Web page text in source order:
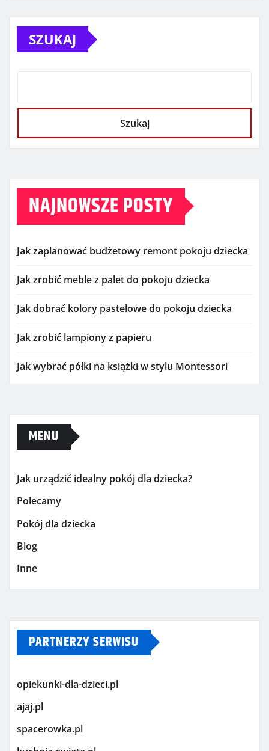
SZUKAJ
Szukaj
NAJNOWSZE POSTY
Jak zaplanować budżetowy remont pokoju dziecka
Jak zrobić meble z palet do pokoju dziecka
Jak dobrać kolory pastelowe do pokoju dziecka
Jak zrobić lampiony z papieru
Jak wybrać półki na książki w stylu Montessori
MENU
Jak urządzić idealny pokój dla dziecka?
Polecamy
Pokój dla dziecka
Blog
Inne
PARTNERZY SERWISU
opiekunki-dla-dzieci.pl
ajaj.pl
spacerowka.pl